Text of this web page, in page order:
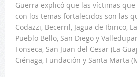
Guerra explicó que las víctimas
con los temas fortalecidos son las
Codazzi, Becerril, Jagua de Ibirico,
Pueblo Bello, San Diego y
Fonseca, San Juan del Cesar (La
Ciénaga, Fundación y Santa Marta